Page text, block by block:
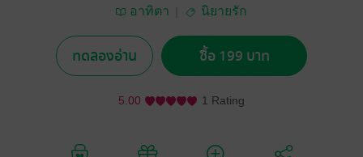
อาทิตา นิยายรัก
ทดลองอ่าน ซื้อ 199 บาท
5.00 1 Rating